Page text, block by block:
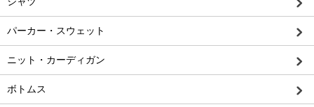
パーカー・スウェット
ニット・カーディガン
ボトムス